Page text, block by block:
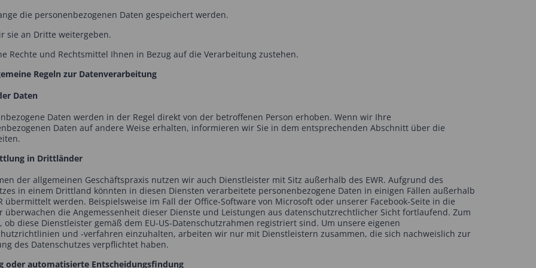
die personenbezogenen Daten gespeichert werden.
sie an Dritte weitergeben.
Rechte und Rechtsmittel Ihnen in Bezug auf die Verarbeitung zustehen.
Regeln zur Datenverarbeitung
Daten
Daten werden in der Regel direkt von der betroffenen Person erhoben. Wenn wir Ihre
Daten auf andere Weise erhalten, informieren wir Sie in dem entsprechenden Abschnitt über die
in Drittländer
der allgemeinen Geschäftspraxis nutzen wir auch Dienstleister mit Sitz außerhalb des EWR. Aufgrund des
in einem Drittland könnten in diesen Diensten verarbeitete personenbezogene Daten in einigen Fällen außerhalb
übermittelt werden. Beispielsweise im Fall der Office-Software von Microsoft oder unserer Facebook-Seite in die
überwachen die Angemessenheit dieser Dienste und Leistungen aus datenschutzrechtlicher Sicht fortlaufend. Zum
ob diese Dienstleister gemäß dem EU-US-Datenschutzrahmen registriert sind. Um unsere eigenen
und -verfahren einzuhalten, arbeiten wir nur mit Dienstleistern zusammen, die sich nachweislich zur
des Datenschutzes verpflichtet haben.
oder automatisierte Entscheidungsfindung